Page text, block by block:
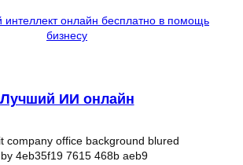
интеллект онлайн бесплатно в помощь
бизнесу
Лучший ИИ онлайн